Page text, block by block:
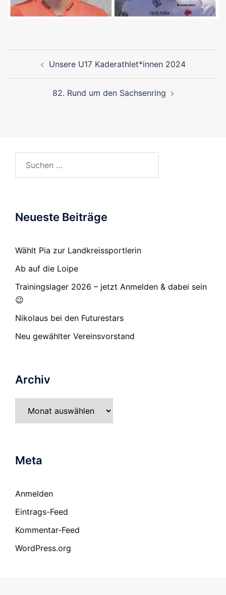
Unsere U17 Kaderathlet*innen 2024
82. Rund um den Sachsenring
Neueste Beiträge
Wählt Pia zur Landkreissportlerin
Ab auf die Loipe
Trainingslager 2026 – jetzt Anmelden & dabei sein
😉
Nikolaus bei den Futurestars
Neu gewählter Vereinsvorstand
Archiv
Meta
Anmelden
Eintrags-Feed
Kommentar-Feed
WordPress.org